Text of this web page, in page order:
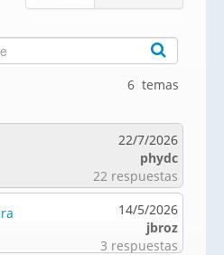
6 temas
22/7/2026
phydc
22 respuestas
14/5/2026
jbroz
3 respuestas